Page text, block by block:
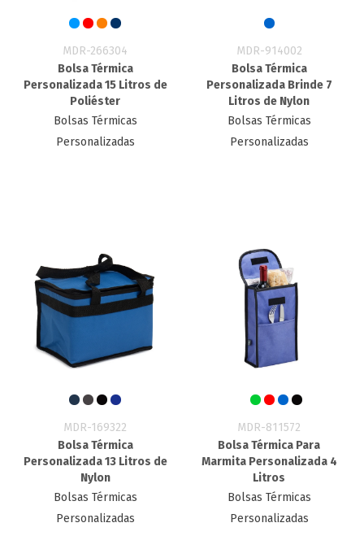
MDR-266304
Bolsa Térmica
Personalizada 15 Litros de
Poliéster
Bolsas Térmicas
Personalizadas
MDR-914002
Bolsa Térmica
Personalizada Brinde 7
Litros de Nylon
Bolsas Térmicas
Personalizadas
MDR-169322
Bolsa Térmica
Personalizada 13 Litros de
Nylon
Bolsas Térmicas
Personalizadas
MDR-811572
Bolsa Térmica Para
Marmita Personalizada 4
Litros
Bolsas Térmicas
Personalizadas